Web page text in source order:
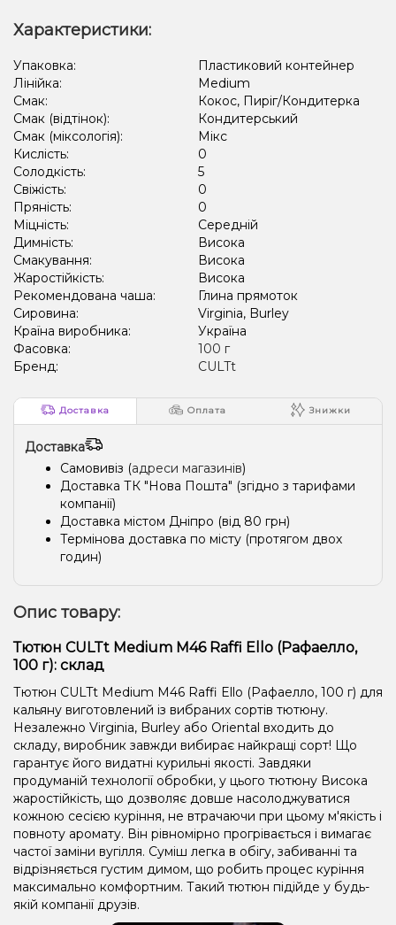
Полуниця, Пиріг/Кондитерка, Чізкейк
Амарето, Лимон, Пиріг/Кондитерка Виноград, Лід/Холодок
Апельсин, Грейпфрут Кавун, Ягоди
Характеристики:
Упаковка:
Пластиковий контейнер
Лінійка:
Medium
Смак:
Кокос, Пиріг/Кондитерка
Смак (відтінок):
Кондитерський
Смак (міксологія):
Мікс
Кислість:
0
Солодкість:
5
Свіжість:
0
Пряність:
0
Міцність:
Середній
Димність:
Висока
Смакування:
Висока
Жаростійкість:
Висока
Рекомендована чаша:
Глина прямоток
Сировина:
Virginia, Burley
Країна виробника:
Україна
Фасовка:
100 г
Бренд:
CULTt
Доставка Оплата Знижки
Доставка
Самовивіз (адреси магазинів)
Доставка ТК "Нова Пошта" (згідно з тарифами
компанії)
Доставка містом Дніпро (від 80 грн)
Термінова доставка по місту (протягом двох
годин)
Опис товару:
Тютюн CULTt Medium M46 Raffi Ello (Рафаелло,
100 г): склад
Тютюн CULTt Medium M46 Raffi Ello (Рафаелло, 100 г) для
кальяну виготовлений із вибраних сортів тютюну.
Незалежно Virginia, Burley або Oriental входить до
складу, виробник завжди вибирає найкращі сорт! Що
гарантує його видатні курильні якості. Завдяки
продуманій технології обробки, у цього тютюну Висока
жаростійкість, що дозволяє довше насолоджуватися
кожною сесією куріння, не втрачаючи при цьому м'якість і
повноту аромату. Він рівномірно прогрівається і вимагає
частої заміни вугілля. Суміш легка в обігу, забиванні та
відрізняється густим димом, що робить процес куріння
максимально комфортним. Такий тютюн підійде у будь-
якій компанії друзів.